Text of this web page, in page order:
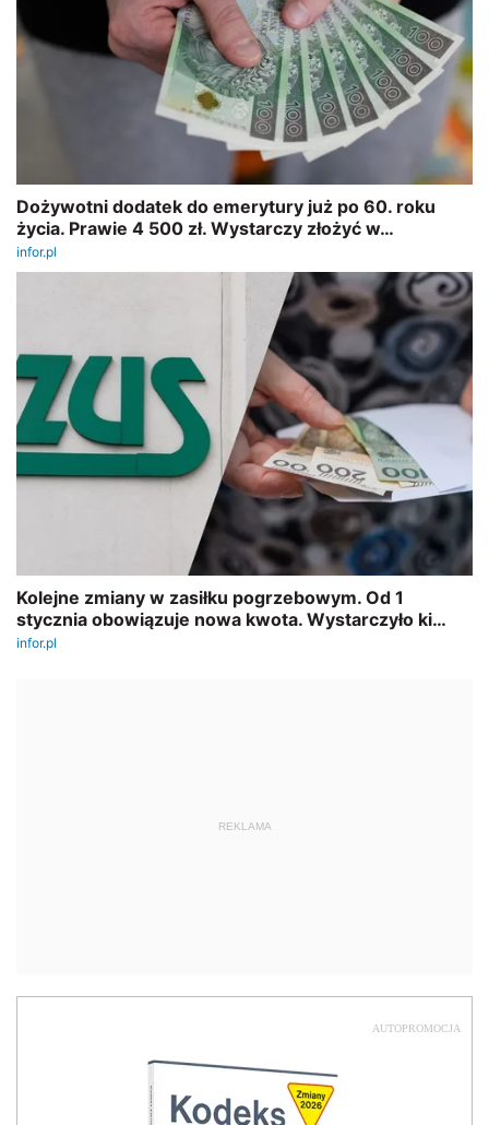
REKLAMA
AUTOPROMOCJA